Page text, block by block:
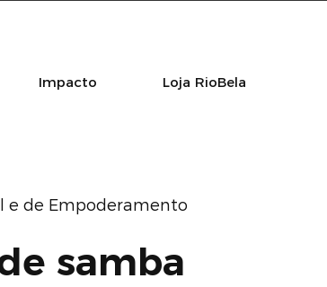
Impacto Loja RioBela
e de Empoderamento
samba